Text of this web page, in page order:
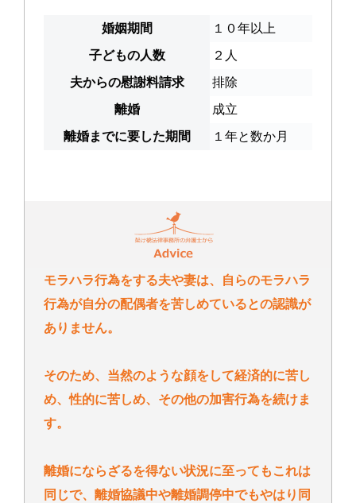
婚姻期間
１０年以上
子どもの人数
２人
夫からの慰謝料請求
排除
離婚
成立
離婚までに要した期間
１年と数か月
モラハラ行為をする夫や妻は、自らのモラハラ
行為が自分の配偶者を苦しめているとの認識が
ありません。
そのため、当然のような顔をして経済的に苦し
め、性的に苦しめ、その他の加害行為を続けま
す。
離婚にならざるを得ない状況に至ってもこれは
同じで、離婚協議中や離婚調停中でもやはり同